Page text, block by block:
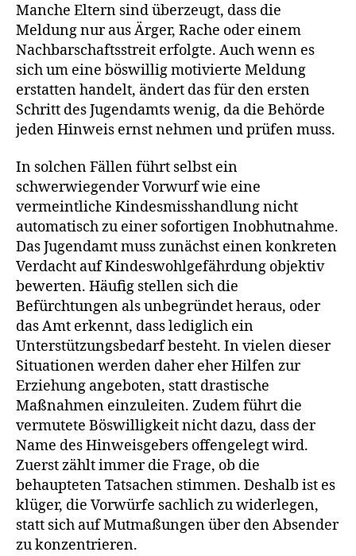
Manche Eltern sind überzeugt, dass die
Meldung nur aus Ärger, Rache oder einem
Nachbarschaftsstreit erfolgte. Auch wenn es
sich um eine böswillig motivierte Meldung
erstatten handelt, ändert das für den ersten
Schritt des Jugendamts wenig, da die Behörde
jeden Hinweis ernst nehmen und prüfen muss.
In solchen Fällen führt selbst ein
schwerwiegender Vorwurf wie eine
vermeintliche Kindesmisshandlung nicht
automatisch zu einer sofortigen Inobhutnahme.
Das Jugendamt muss zunächst einen konkreten
Verdacht auf Kindeswohlgefährdung objektiv
bewerten. Häufig stellen sich die
Befürchtungen als unbegründet heraus, oder
das Amt erkennt, dass lediglich ein
Unterstützungsbedarf besteht. In vielen dieser
Situationen werden daher eher Hilfen zur
Erziehung angeboten, statt drastische
Maßnahmen einzuleiten. Zudem führt die
vermutete Böswilligkeit nicht dazu, dass der
Name des Hinweisgebers offengelegt wird.
Zuerst zählt immer die Frage, ob die
behaupteten Tatsachen stimmen. Deshalb ist es
klüger, die Vorwürfe sachlich zu widerlegen,
statt sich auf Mutmaßungen über den Absender
zu konzentrieren.